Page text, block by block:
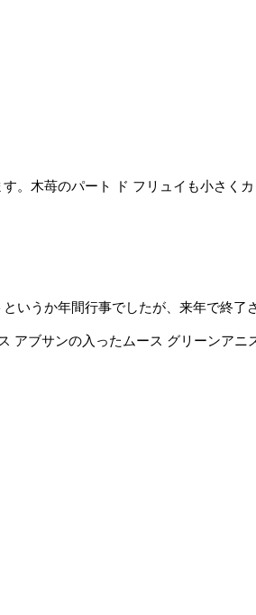
。木苺のパート ド フリュイも小さくカ
いうか年間行事でしたが、来年で終了
アブサンの入ったムース グリーンア